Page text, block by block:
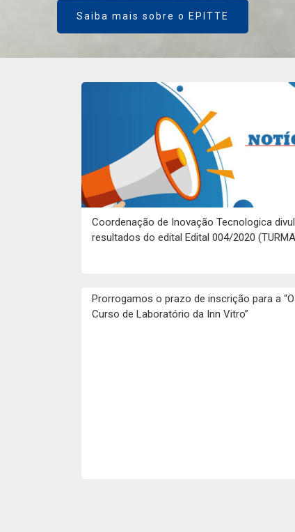
Saiba mais sobre o EPITTE
Coordenação de Inovação Tecnologica
resultados do edital Edital 004/2020
Prorrogamos o prazo de inscrição para a “O
Curso de Laboratório da Inn Vitro”